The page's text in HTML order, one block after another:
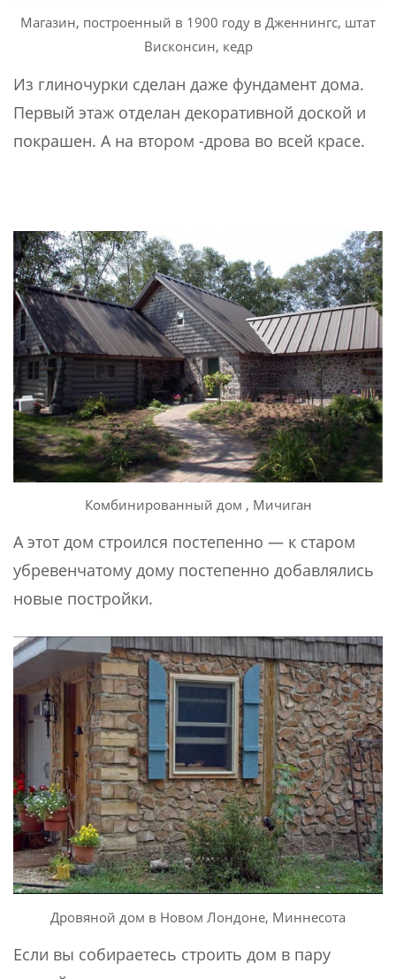
Магазин, построенный в 1900 году в Дженнингс, штат
Висконсин, кедр
Из глиночурки сделан даже фундамент дома.
Первый этаж отделан декоративной доской и
покрашен. А на втором -дрова во всей красе.
Комбинированный дом , Мичиган
А этот дом строился постепенно — к старом
убревенчатому дому постепенно добавлялись
новые постройки.
Дровяной дом в Новом Лондоне, Миннесота
Если вы собираетесь строить дом в пару